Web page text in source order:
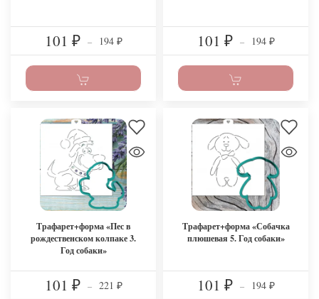
101 ₽ – 194 ₽ 101 ₽ – 194 ₽
Трафарет+форма «Пес в
рождественском колпаке 3.
Год собаки»
101 ₽ – 221 ₽
Трафарет+форма «Собачка
плюшевая 5. Год собаки»
101 ₽ – 194 ₽